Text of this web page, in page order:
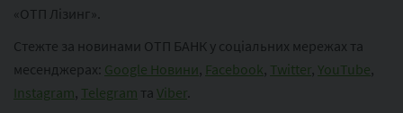
«ОТП Лізинг».
Стежте за новинами ОТП БАНК у соціальних мережах та
месенджерах: Google Новини Facebook Twitter YouTube
Instagram Telegram та Viber